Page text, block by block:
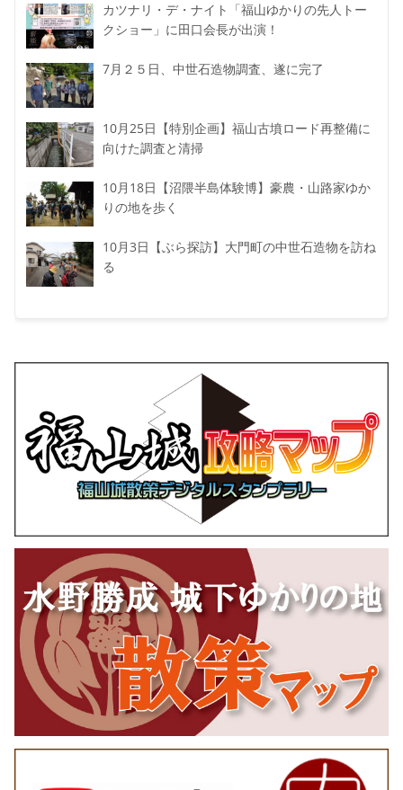
カツナリ・デ・ナイト「福山ゆかりの先人トー
クショー」に田口会長が出演！
7月２５日、中世石造物調査、遂に完了
10月25日【特別企画】福山古墳ロード再整備に
向けた調査と清掃
10月18日【沼隈半島体験博】豪農・山路家ゆか
りの地を歩く
10月3日【ぶら探訪】大門町の中世石造物を訪ね
る